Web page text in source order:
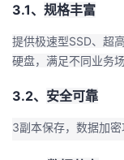
3.1、 规格丰富
提供极速型SSD、超高
硬盘，满足不同业务
3.2、 安全可靠
3副本保存，数据加